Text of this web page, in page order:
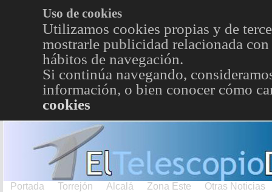
Uso de cookies
Utilizamos cookies propias y de
mostrarle publicidad relacionada
hábitos de navegación.
Si continúa navegando,
información, o bien conocer cómo
cookies
Portada Torrejón Alcalá Zona Este Otras Noticias